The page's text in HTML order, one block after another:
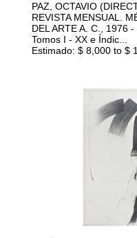
PAZ, OCTAVIO
REVISTA MENSUAL.
DEL ARTE A. C., 1976
Tomos I - XX e Índic...
Estimado: $ 8,000 to $